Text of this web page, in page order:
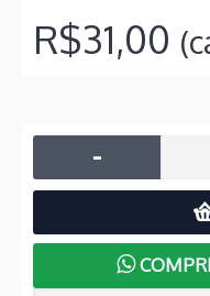
R$31,00
-